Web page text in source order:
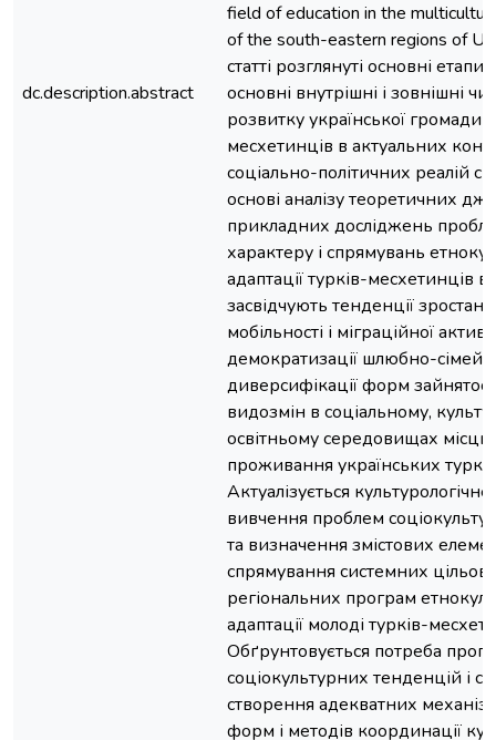
dc.description.abstract
field of education in the
of the south-eastern regions of
статті розглянуті основні
основні внутрішні і зовнішні
розвитку української громади
месхетинців в актуальних
соціально-політичних реалій
основі аналізу теоретичних
прикладних досліджень
характеру і спрямувань
адаптації турків-месхетинців в
засвідчують тенденції
мобільності і міграційної
демократизації шлюбно-
диверсифікації форм
видозмін в соціальному,
освітньому середовищах місць
проживання українських
Актуалізується культурологічне
вивчення проблем
та визначення змістових
спрямування системних
регіональних програм
адаптації молоді турків-
Обґрунтовується потреба
соціокультурних тенденцій і
створення адекватних
форм і методів координації